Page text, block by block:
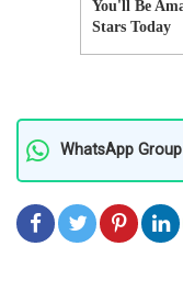
WhatsApp Group